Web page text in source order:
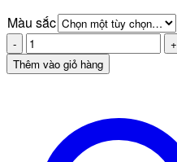
Màu sắc
Cốc
thủ
dâm
Thêm vào giỏ hàng